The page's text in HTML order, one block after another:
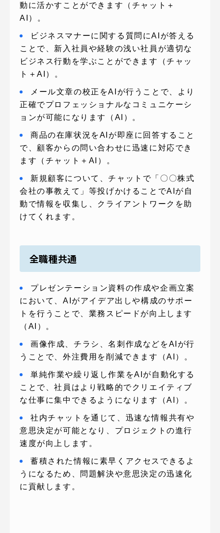
動に活かすことができます（チャット＋
AI）。
ビジネスマナーに関する質問にAIが答える
ことで、新入社員や経験の浅い社員が適切な
ビジネス行動を学ぶことができます（チャッ
ト＋AI）。
メール文章の校正をAIが行うことで、より
正確でプロフェッショナルなコミュニケーシ
ョンが可能になります（AI）。
商品の在庫状況をAIが即座に回答すること
で、顧客からの問い合わせに迅速に対応でき
ます（チャット＋AI）。
新規顧客について、チャットで「〇〇株式
会社の事教えて」等投げかけることでAIが自
動で情報を収集し、クライアントワークを助
けてくれます。
全職種共通
プレゼンテーション資料の作成や企画立案
において、AIがアイデア出しや構成のサポー
トを行うことで、業務スピードが向上します
（AI）。
画像作成、チラシ、名刺作成などをAIが行
うことで、外注費用を削減できます（AI）。
単純作業や繰り返し作業をAIが自動化する
ことで、社員はより戦略的でクリエイティブ
な仕事に集中できるようになります（AI）。
社内チャットを通じて、迅速な情報共有や
意思決定が可能となり、プロジェクトの進行
速度が向上します。
蓄積された情報に素早くアクセスできるよ
うになるため、問題解決や意思決定の迅速化
に貢献します。